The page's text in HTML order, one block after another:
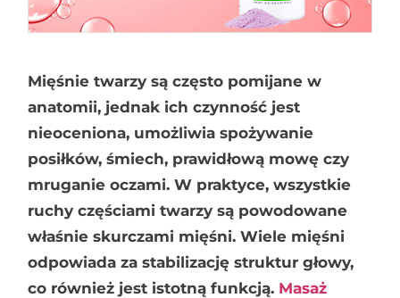
Mięśnie twarzy są często pomijane w
anatomii, jednak ich czynność jest
nieoceniona, umożliwia spożywanie
posiłków, śmiech, prawidłową mowę czy
mruganie oczami. W praktyce, wszystkie
ruchy częściami twarzy są powodowane
właśnie skurczami mięśni. Wiele mięśni
odpowiada za stabilizację struktur głowy,
co również jest istotną funkcją. Masaż